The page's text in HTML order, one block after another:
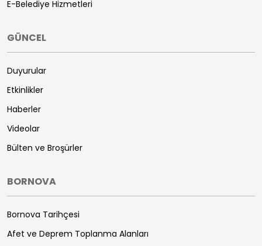
E-Belediye Hizmetleri
GÜNCEL
Duyurular
Etkinlikler
Haberler
Videolar
Bülten ve Broşürler
BORNOVA
Bornova Tarihçesi
Afet ve Deprem Toplanma Alanları